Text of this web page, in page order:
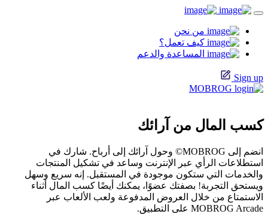
من نحن
كيف تعمل؟
المساعدة والدعم
Sign up
كسب المال من آرائك
انضم إلى MOBROG© وحول آرائك إلى أرباح. شارك في
استطلاعات الرأي عبر الإنترنت وساعد في تشكيل المنتجات
والخدمات التي ستكون موجودة في المستقبل. إنه سريع وسهل
ويستحق التجربة! بصفتك عضوًا، يمكنك أيضًا كسب المال أثناء
الاستمتاع من خلال العروض المدفوعة ولعب الألعاب عبر
MOBROG Arcade على التطبيق.